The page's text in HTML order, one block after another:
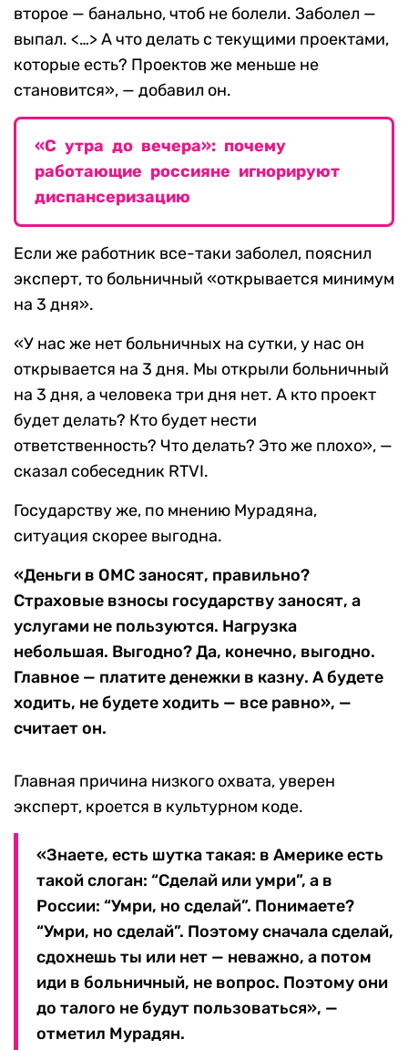
второе — банально, чтоб не болели. Заболел —
выпал. <…> А что делать с текущими проектами,
которые есть? Проектов же меньше не
становится», — добавил он.
«С утра до вечера»: почему
работающие россияне игнорируют
диспансеризацию
Если же работник все-таки заболел, пояснил
эксперт, то больничный «открывается минимум
на 3 дня».
«У нас же нет больничных на сутки, у нас он
открывается на 3 дня. Мы открыли больничный
на 3 дня, а человека три дня нет. А кто проект
будет делать? Кто будет нести
ответственность? Что делать? Это же плохо», —
сказал собеседник RTVI.
Государству же, по мнению Мурадяна,
ситуация скорее выгодна.
«Деньги в ОМС заносят, правильно?
Страховые взносы государству заносят, а
услугами не пользуются. Нагрузка
небольшая. Выгодно? Да, конечно, выгодно.
Главное — платите денежки в казну. А будете
ходить, не будете ходить — все равно», —
считает он.
Главная причина низкого охвата, уверен
эксперт, кроется в культурном коде.
«Знаете, есть шутка такая: в Америке есть
такой слоган: “Сделай или умри”, а в
России: “Умри, но сделай”. Понимаете?
“Умри, но сделай”. Поэтому сначала сделай,
сдохнешь ты или нет — неважно, а потом
иди в больничный, не вопрос. Поэтому они
до талого не будут пользоваться», —
отметил Мурадян.